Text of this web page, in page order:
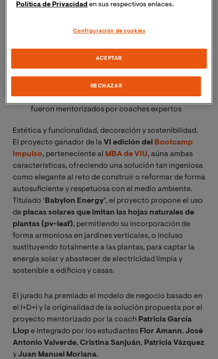
decoración y funcionalidad sostenible
El segundo lugar fue para una propuesta sobre
Esta VI edición del Bootcamp Impulso reunió a 69
estudiantes que se repartieron en 13 equipos, que
fueron mentorizados por coaches expertos
Estética y funcionalidad, decoración y sostenibilidad.
El proyecto ganador de laVI edición del
Bootcamp
Impulso, perteneciente al MBA de VIU, aúna ambas
características, ofreciendo una solución tan ingeniosa
como elegante al reto de construir o reformar de forma
autosuficiente y respetuosa con el medio ambiente.
Titulado ‘ Babylon Energy’, el proyecto propone el uso
de placas solares que imitan las hojas naturales de
plantas (pv-leaf), permitiendo su incorporación de
forma armoniosa en jardines verticales, o incluso
sustituyendo totalmente a las plantas, para captar la
energía solar y abastecer de electricidad limpia y
sostenible a edificios y casas.
El jurado ha premiado el modelo de negocio basado en
el I+D+i y la originalidad de la solución propuesta por el
proyecto mentorizado por la coach Patricia García
Llope integrado por los estudiantes Flor Amann, José
Antonio Valverde, Cristina Sanjuán, Patricia Vázquez
yJuan Manuel Moriana.
Política de Privacidad en sus respectivos enlaces.
Configuración de cookies
RECHAZAR
ACEPTAR